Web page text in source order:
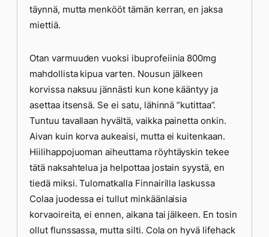
täynnä, mutta menkööt tämän kerran, en jaksa
miettiä.
Otan varmuuden vuoksi ibuprofeiinia 800mg
mahdollista kipua varten. Nousun jälkeen
korvissa naksuu jännästi kun kone kääntyy ja
asettaa itsensä. Se ei satu, lähinnä ”kutittaa”.
Tuntuu tavallaan hyvältä, vaikka painetta onkin.
Aivan kuin korva aukeaisi, mutta ei kuitenkaan.
Hiilihappojuoman aiheuttama röyhtäyskin tekee
tätä naksahtelua ja helpottaa jostain syystä, en
tiedä miksi. Tulomatkalla Finnairilla laskussa
Colaa juodessa ei tullut minkäänlaisia
korvaoireita, ei ennen, aikana tai jälkeen. En tosin
ollut flunssassa, mutta silti. Cola on hyvä lifehack